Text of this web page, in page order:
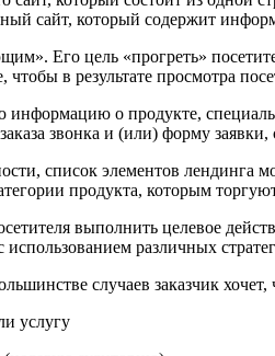
сайт, который содержит
Его цель «прогреть»
в результате просмотра
информацию о продукте,
звонка и (или) форму заявки,
список элементов
продукта, которым
выполнить целевое
различных
случаев заказчик
услугу